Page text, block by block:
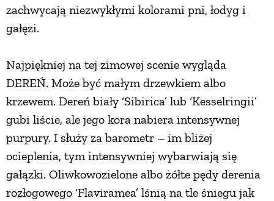
zachwycają niezwykłymi kolorami pni, łodyg i
gałęzi.
Najpiękniej na tej zimowej scenie wygląda
DEREŃ. Może być małym drzewkiem albo
krzewem. Dereń biały ‘Sibirica’ lub ‘Kesselringii’
gubi liście, ale jego kora nabiera intensywnej
purpury. I służy za barometr – im bliżej
ocieplenia, tym intensywniej wybarwiają się
gałązki. Oliwkowozielone albo żółte pędy derenia
rozłogowego ‘Flaviramea’ lśnią na tle śniegu jak
PRZEPISY
ŚNIADANIA
PRZYSTAWKI
ZUPY